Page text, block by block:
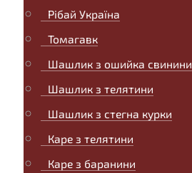
Рібай Україна
Томагавк
Шашлик з ошийка свинини
Шашлик з телятини
Шашлик з стегна курки
Каре з телятини
Каре з баранини